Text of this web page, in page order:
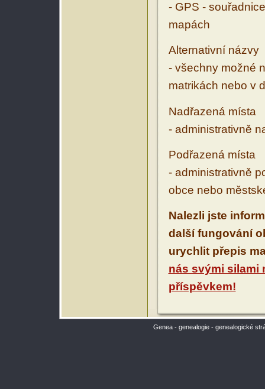
- GPS -
mapách
Alternativní názvy
- všechny možné
matrikách nebo v
Nadřazená místa
- administrativně
Podřazená místa
- administrativně
obce nebo
Nalezli jste
další fungování
urychlit přepis
nás svými silami
příspěvkem!
Genea - genealogie - genealogické